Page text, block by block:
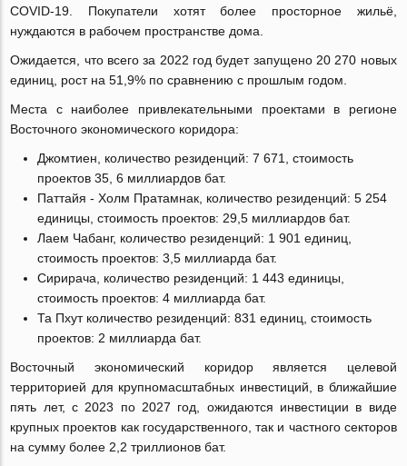
COVID-19. Покупатели хотят более просторное жильё,
нуждаются в рабочем пространстве дома.
Ожидается, что всего за 2022 год будет запущено 20 270 новых
единиц, рост на 51,9% по сравнению с прошлым годом.
Места с наиболее привлекательными проектами в регионе
Восточного экономического коридора:
Джомтиен, количество резиденций: 7 671, стоимость
проектов 35, 6 миллиардов бат.
Паттайя - Холм Пратамнак, количество резиденций: 5 254
единицы, стоимость проектов: 29,5 миллиардов бат.
Лаем Чабанг, количество резиденций: 1 901 единиц,
стоимость проектов: 3,5 миллиарда бат.
Сирирача, количество резиденций: 1 443 единицы,
стоимость проектов: 4 миллиарда бат.
Та Пхут количество резиденций: 831 единиц, стоимость
проектов: 2 миллиарда бат.
Восточный экономический коридор является целевой
территорией для крупномасштабных инвестиций, в ближайшие
пять лет, с 2023 по 2027 год, ожидаются инвестиции в виде
крупных проектов как государственного, так и частного секторов
на сумму более 2,2 триллионов бат.